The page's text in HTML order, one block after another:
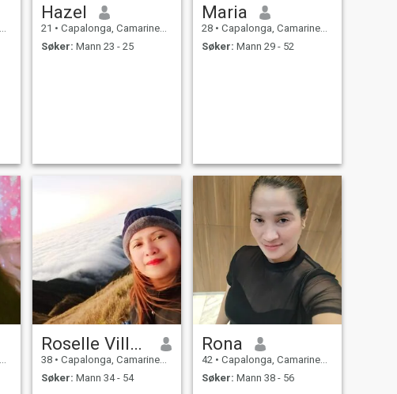
Hazel
21 • Capalonga, Camarines Norte, Filippinene
Søker: Mann 23 - 25
Maria
28 • Capalonga, Camarines Norte, Filippinene
Søker: Mann 29 - 52
Roselle Villanueva
38 • Capalonga, Camarines Norte, Filippinene
Søker: Mann 34 - 54
Rona
42 • Capalonga, Camarines Norte, Filippinene
Søker: Mann 38 - 56